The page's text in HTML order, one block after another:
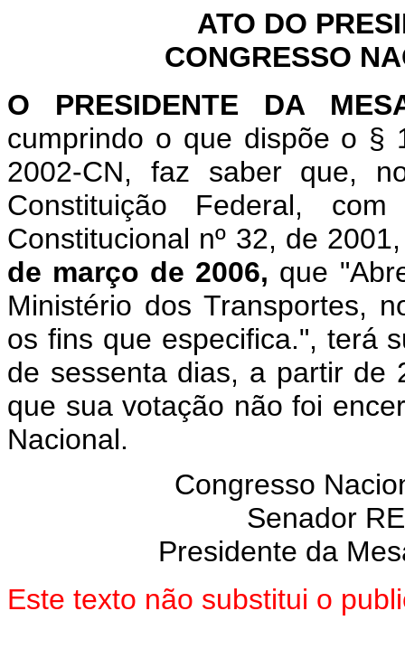
ATO DO
CONGRESSO
O PRESIDENTE DA
cumprindo o que dispõe o §
2002-CN, faz saber que,
Constituição Federal,
Constitucional nº 32, de
de março de 2006, que
Ministério dos Transportes,
os fins que especifica.", terá
de sessenta dias, a partir de
que sua votação não foi
Nacional.
Congresso
Senador
Presidente da
Este texto não substitui o